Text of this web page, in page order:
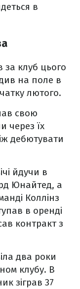
в
за клуб цього
на поле в
лютого.
свою
через їх
дебютувати
йдучи в
Юнайтед, а
Коллінз
в оренді
контракт з
два роки
клубу. В
зіграв 37